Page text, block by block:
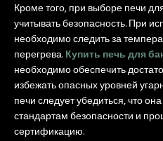
Кроме того, при выборе печи
учитывать безопасность. При
необходимо следить за
перегрева.Купить печь для
необходимо обеспечить
избежать опасных уровней
печи следует убедиться, что
стандартам безопасности и
сертификацию.